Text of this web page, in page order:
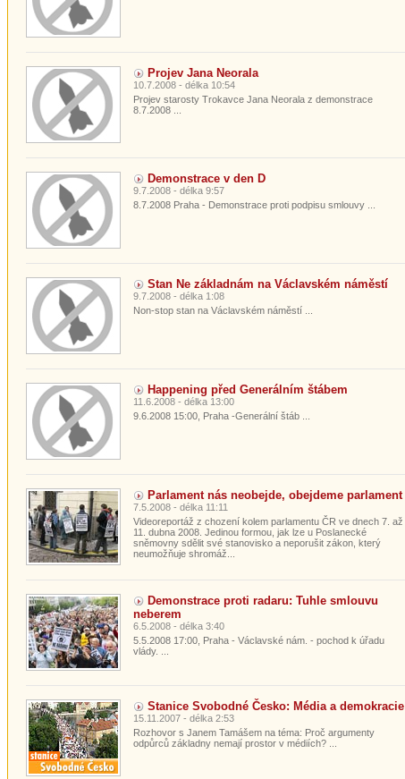
Projev Jana Neorala
10.7.2008 - délka 10:54
Projev starosty Trokavce Jana Neorala z demonstrace
8.7.2008 ...
Demonstrace v den D
9.7.2008 - délka 9:57
8.7.2008 Praha - Demonstrace proti podpisu smlouvy ...
Stan Ne základnám na Václavském náměstí
9.7.2008 - délka 1:08
Non-stop stan na Václavském náměstí ...
Happening před Generálním štábem
11.6.2008 - délka 13:00
9.6.2008 15:00, Praha -Generální štáb ...
Parlament nás neobejde, obejdeme parlament
7.5.2008 - délka 11:11
Videoreportáž z chození kolem parlamentu ČR ve dnech 7. až
11. dubna 2008. Jedinou formou, jak lze u Poslanecké
sněmovny sdělit své stanovisko a neporušit zákon, který
neumožňuje shromáž...
Demonstrace proti radaru: Tuhle smlouvu
neberem
6.5.2008 - délka 3:40
5.5.2008 17:00, Praha - Václavské nám. - pochod k úřadu
vlády. ...
Stanice Svobodné Česko: Média a demokracie
15.11.2007 - délka 2:53
Rozhovor s Janem Tamášem na téma: Proč argumenty
odpůrců základny nemají prostor v médiích? ...